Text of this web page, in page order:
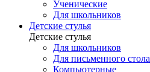
Ученические
Для школьников
Детские стулья
Детские стулья
Для школьников
Для письменного стола
Компьютерные